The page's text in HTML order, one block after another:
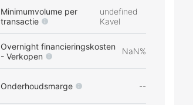
Minimumvolume per
transactie
undefined
Kavel
Overnight financieringskosten
- Verkopen
NaN%
Onderhoudsmarge --